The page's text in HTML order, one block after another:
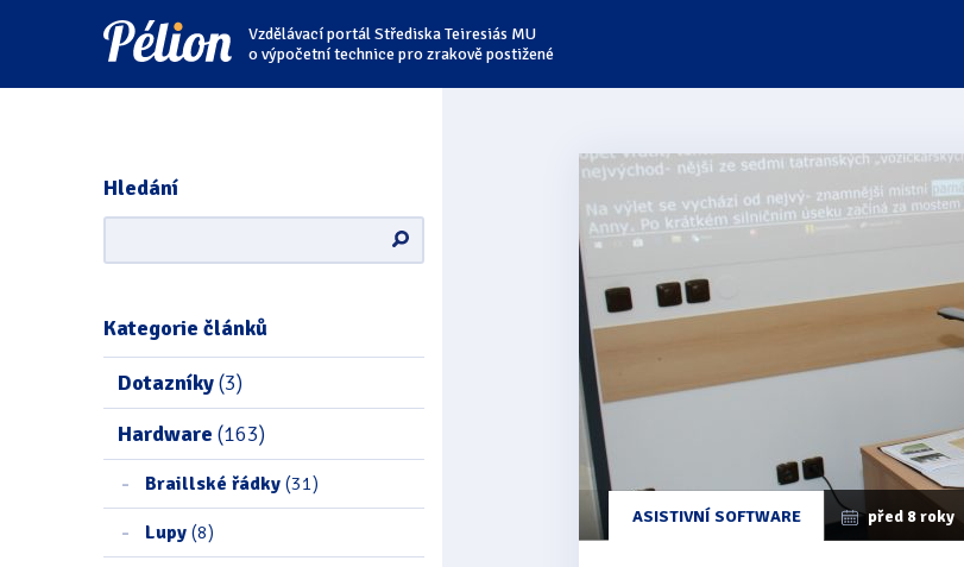
Přejít
na
štítky
Přejít
na
kategorie
Přejít
na
obsah
Vzdělávací portál Střediska Teiresiás MU
o výpočetní technice pro zrakově postižené
Hledání
Kategorie článků
Dotazníky(3)
Hardware (163)
Braillské řádky (31)
Lupy (8)
z
kategorie
Viewdio
ASISTIVNÍ SOFTWARE před 8 roky